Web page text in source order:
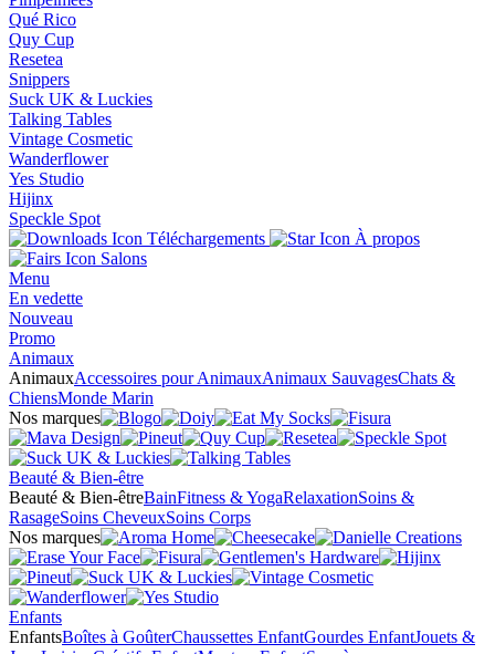
Qué Rico
Quy Cup
Resetea
Snippers
Suck UK & Luckies
Talking Tables
Vintage Cosmetic
Wanderflower
Yes Studio
Hijinx
Speckle Spot
Téléchargements
À propos
Salons
Menu
En vedette
Nouveau
Promo
Animaux
AnimauxAccessoires pour AnimauxAnimaux SauvagesChats &
ChiensMonde Marin
Nos marques
Beauté & Bien-être
Beauté & Bien-êtreBainFitness & YogaRelaxationSoins &
RasageSoins CheveuxSoins Corps
Nos marques
Enfants
EnfantsBoîtes à GoûterChaussettes EnfantGourdes EnfantJouets &